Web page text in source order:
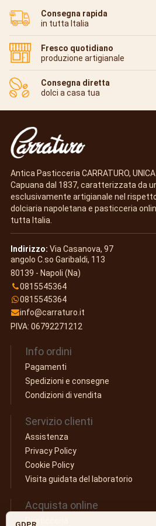
Consegna rapida
in tutta Italia
Fresco quotidiano
produzione artigianale
Consegna diretta
dolci a casa tua
Antica Pasticceria CARRATURO,
Capuana dal 1837, caratterizzata da
esclusivamente artigianale nel
dolciaria napoletana e pasticceria
tutta Italia.
Indirizzo: Via Casanova, 97
angolo C.so Garibaldi, 113
80139 - Napoli (Na)
0815545364
0815545364
info@carraturo.it
PIVA: 06792271212
Info ordini
Pagamenti
Spedizioni e consegne
Condizioni di vendita
Servizio clienti
Assistenza
Privacy Policy
Cookie Policy
Visita guidata del laboratorio
Acquista online
Pasticceria